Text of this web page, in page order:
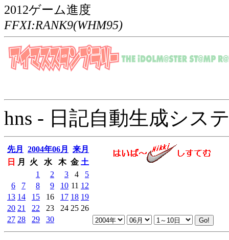
2012ゲーム進度
FFXI:RANK9(WHM95)
hns - 日記自動生成シス
先月 2004年06月
来月
日
月 火 水 木 金 土
1
2 3 4
5
6
7 8 9 10 11 12
13 14 15 16 17 18 19
20 21 22 23 24 25 26
27 28 29 30